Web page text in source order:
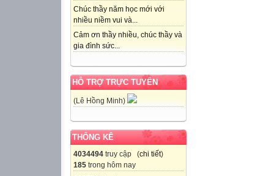
Chúc thầy năm học mới với
nhiều niềm vui và...
Cảm ơn thầy nhiều, chúc thầy và
gia đình sức...
HỖ TRỢ TRỰC TUYẾN
(Lê Hồng Minh)
THỐNG KÊ
4034494 truy cập (chi tiết)
185 trong hôm nay